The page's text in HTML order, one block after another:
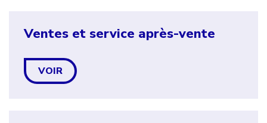
Ventes et service après-vente
VOIR